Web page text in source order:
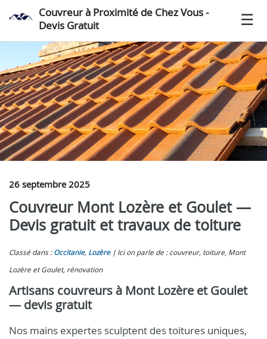
Couvreur à Proximité de Chez Vous -
Devis Gratuit
26 septembre 2025
Couvreur Mont Lozère et Goulet —
Devis gratuit et travaux de toiture
Classé dans : Occitanie, Lozère
Ici on parle de : couvreur, toiture, Mont
Lozère et Goulet, rénovation
Artisans couvreurs à Mont Lozère et Goulet
— devis gratuit
Nos mains expertes sculptent des toitures uniques,